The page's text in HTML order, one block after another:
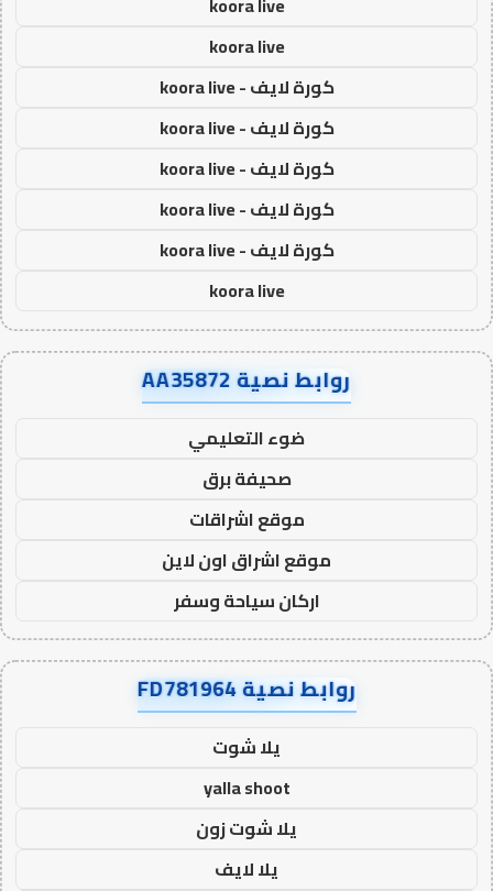
koora live
كورة لايف - koora live
كورة لايف - koora live
كورة لايف - koora live
كورة لايف - koora live
كورة لايف - koora live
koora live
روابط نصية AA35872
ضوء التعليمي
صحيفة برق
موقع اشراقات
موقع اشراق اون لاين
اركان سياحة وسفر
روابط نصية FD781964
يلا شوت
yalla shoot
يلا شوت زون
يلا لايف